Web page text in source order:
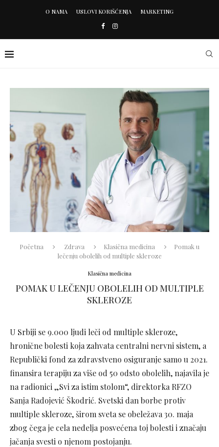
O NAMA USLOVI KORIŠĆENJA MARKETING
Početna Zdrava Klasična medicina
Pomak u
lečenju obolelih od multiple skleroze
Klasična medicina
POMAK U LEČENJU OBOLELIH OD MULTIPLE
SKLEROZE
U Srbiji se 9.000 ljudi leči od multiple skleroze,
hronične bolesti koja zahvata centralni nervni sistem, a
Republički fond za zdravstveno osiguranje samo u 2021.
finansira terapiju za više od 50 odsto obolelih, najavila je
na radionici „Svi za istim stolom“, direktorka RFZO
Sanja Radojević Škodrić. Svetski dan borbe protiv
multiple skleroze, širom sveta se obeležava 30. maja
zbog čega je cela nedelja posvećena toj bolesti i značaju
jačanja svesti o njenom postojanju.